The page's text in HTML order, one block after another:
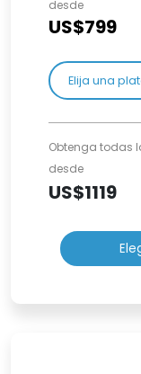
desde
US$799
Elija una
Obtenga todas
desde
US$1119